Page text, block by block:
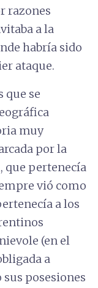
razones
a la
habría sido
ataque.
que se
muy
por la
que pertenecía
vió como
a los
(en el
a
posesiones